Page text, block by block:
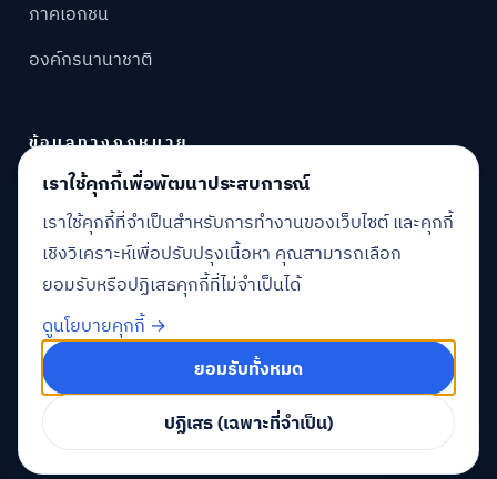
ภาคเอกชน
องค์กรนานาชาติ
ข้อมูลทางกฎหมาย
นโยบายความเป็นส่วนตัว
นโยบายคุกกี้
© 2026 BIGGO Analytics Co., Ltd. · สงวนลิขสิทธิ์
ก ก ก ออกแบบและพัฒนาโดยทีม BIGGO
เราใช้คุกกี้เพื่อพัฒนาประสบการณ์
เราใช้คุกกี้ที่จำเป็นสำหรับการทำงานของเว็บไซต์ และคุกกี้
เชิงวิเคราะห์เพื่อปรับปรุงเนื้อหา คุณสามารถเลือก
ยอมรับหรือปฏิเสธคุกกี้ที่ไม่จำเป็นได้
ดูนโยบายคุกกี้ →
ยอมรับทั้งหมด
ปฏิเสธ (เฉพาะที่จำเป็น)